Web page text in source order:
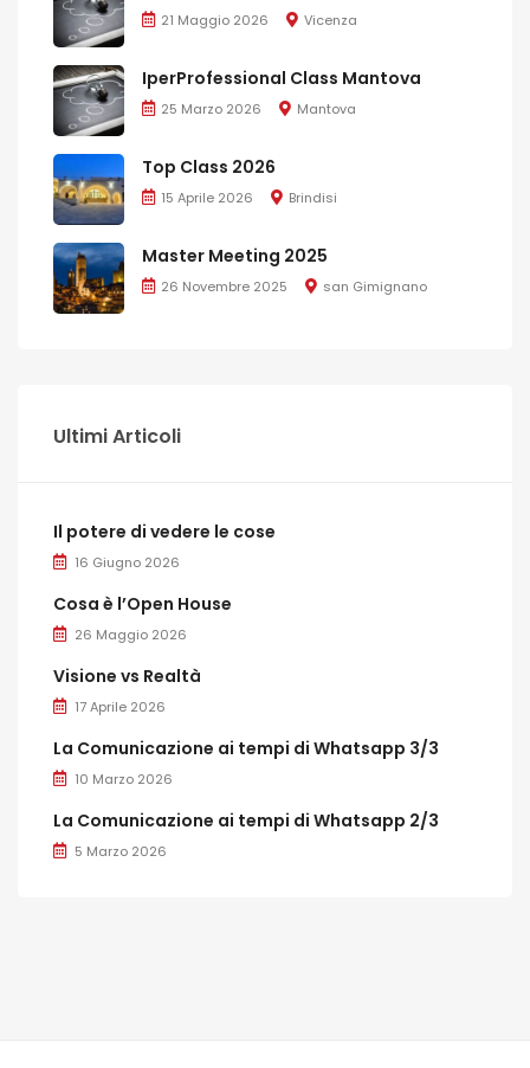
21 Maggio 2026 Vicenza
IperProfessional Class Mantova
25 Marzo 2026 Mantova
Top Class 2026
15 Aprile 2026 Brindisi
Master Meeting 2025
26 Novembre 2025 san Gimignano
Ultimi Articoli
Il potere di vedere le cose
16 Giugno 2026
Cosa è l’Open House
26 Maggio 2026
Visione vs Realtà
17 Aprile 2026
La Comunicazione ai tempi di Whatsapp 3/3
10 Marzo 2026
La Comunicazione ai tempi di Whatsapp 2/3
5 Marzo 2026